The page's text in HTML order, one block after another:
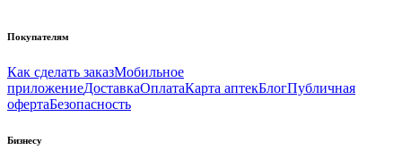
Покупателям
Как сделать заказМобильное
приложениеДоставкаОплатаКарта аптекБлогПубличная
офертаБезопасность
Бизнесу